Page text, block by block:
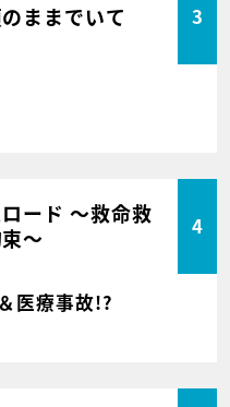
ままでいて 3
ード ～救命救
～
4
医療事故!?